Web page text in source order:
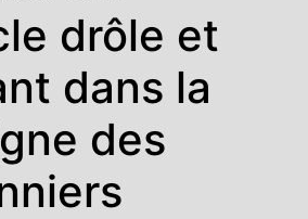
drôle et
dans la
des